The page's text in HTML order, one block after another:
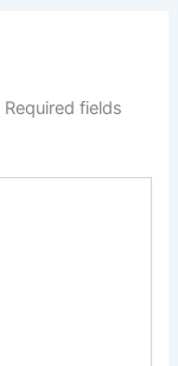
Required fields